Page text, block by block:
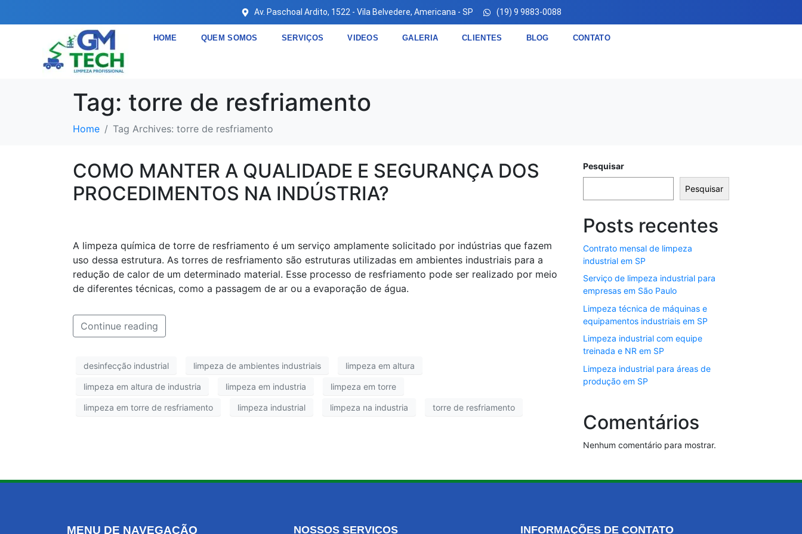
Av. Paschoal Ardito, 1522 - Vila Belvedere, Americana - SP (19) 9 9883-0088
HOME QUEM SOMOS SERVIÇOS VIDEOS GALERIA CLIENTES BLOG CONTATO
Tag: torre de resfriamento
Home Tag Archives: torre de resfriamento
COMO MANTER A QUALIDADE E SEGURANÇA DOS
PROCEDIMENTOS NA INDÚSTRIA?
A limpeza química de torre de resfriamento é um serviço amplamente solicitado por indústrias que fazem
uso dessa estrutura. As torres de resfriamento são estruturas utilizadas em ambientes industriais para a
redução de calor de um determinado material. Esse processo de resfriamento pode ser realizado por meio
de diferentes técnicas, como a passagem de ar ou a evaporação de água.
Continue reading
desinfecção industrial limpeza de ambientes industriais limpeza em altura
limpeza em altura de industria limpeza em industria limpeza em torre
limpeza em torre de resfriamento limpeza industrial limpeza na industria torre de resfriamento
Pesquisar
Pesquisar
Posts recentes
Contrato mensal de limpeza
industrial em SP
Serviço de limpeza industrial para
empresas em São Paulo
Limpeza técnica de máquinas e
equipamentos industriais em SP
Limpeza industrial com equipe
treinada e NR em SP
Limpeza industrial para áreas de
produção em SP
Comentários
Nenhum comentário para mostrar.
MENU DE NAVEGAÇÃO NOSSOS SERVIÇOS INFORMAÇÕES DE CONTATO